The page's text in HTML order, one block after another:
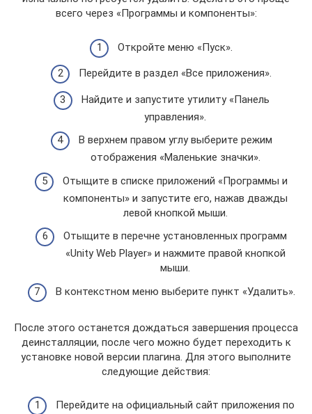
всего через «Программы и компоненты»:
Откройте меню «Пуск».
Перейдите в раздел «Все приложения».
Найдите и запустите утилиту «Панель
управления».
В верхнем правом углу выберите режим
отображения «Маленькие значки».
Отыщите в списке приложений «Программы и
компоненты» и запустите его, нажав дважды
левой кнопкой мыши.
Отыщите в перечне установленных программ
«Unity Web Player» и нажмите правой кнопкой
мыши.
В контекстном меню выберите пункт «Удалить».
После этого останется дождаться завершения процесса
деинсталляции, после чего можно будет переходить к
установке новой версии плагина. Для этого выполните
следующие действия:
Перейдите на официальный сайт приложения по